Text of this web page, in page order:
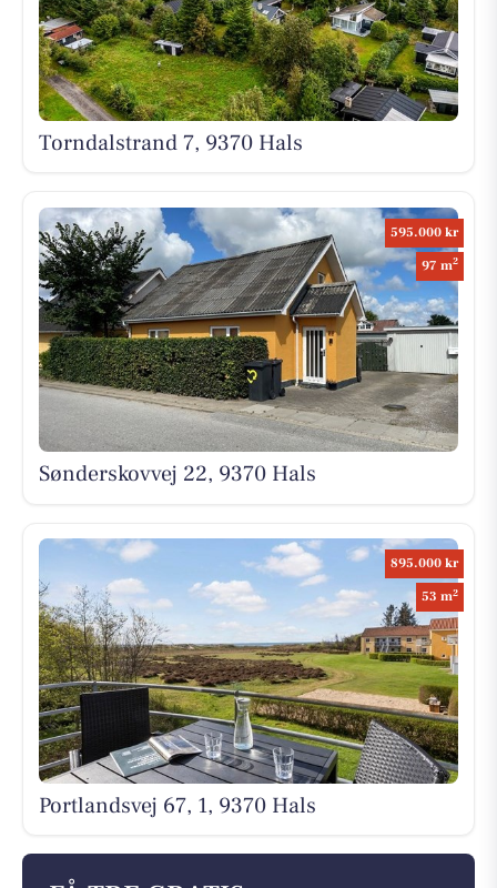
Torndalstrand 7, 9370 Hals
595.000 kr
97 m2
Sønderskovvej 22, 9370 Hals
895.000 kr
53 m2
Portlandsvej 67, 1, 9370 Hals